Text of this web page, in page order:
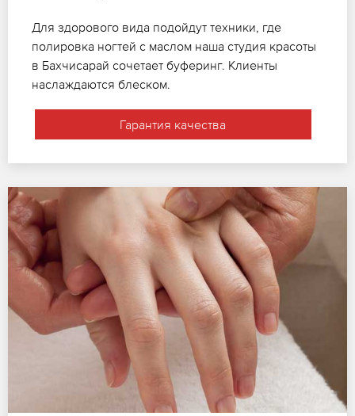
Для здорового вида подойдут техники, где
полировка ногтей с маслом наша студия красоты
в Бахчисарай сочетает буферинг. Клиенты
наслаждаются блеском.
Гарантия качества